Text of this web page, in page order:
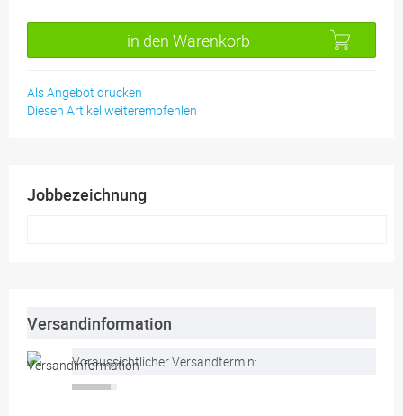
in den Warenkorb
Als Angebot drucken
Diesen Artikel weiterempfehlen
Jobbezeichnung
Versandinformation
Voraussichtlicher Versandtermin: